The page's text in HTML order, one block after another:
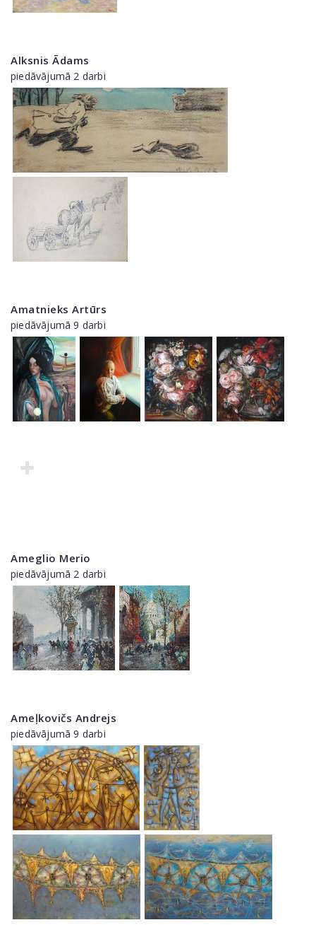
Alksnis Ādams
piedāvājumā 2 darbi
Amatnieks Artūrs
piedāvājumā 9 darbi
Ameglio Merio
piedāvājumā 2 darbi
Ameļkovičs Andrejs
piedāvājumā 9 darbi